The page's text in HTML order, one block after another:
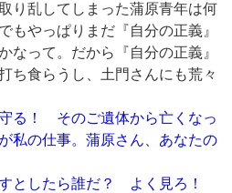
り乱してしまった蒲原青年は何
もやっぱりまだ『自分の正義』
なって。だから『自分の正義』
ち食らうし、土門さんにも荒々
守る！ そのご遺体から亡くなっ
私の仕事。蒲原さん、あなたの
としたら誰だ？ よく見ろ！